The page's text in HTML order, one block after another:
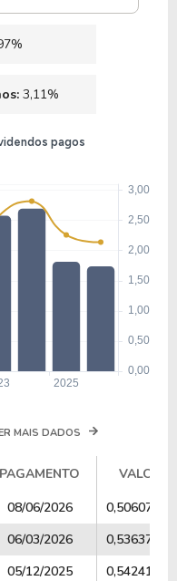
3,11%
pagos
MAIS DADOS
PAGAMENTO
VALOR
PAGAMENTO VALOR
08/06/2026
0,50607667
06/03/2026
0,53637399
05/12/2025
0,54241086